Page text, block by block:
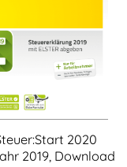
2020
2019, Download